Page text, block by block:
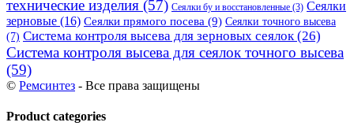
технические изделия (57) Сеялки бу и восстановленные (3) Сеялки
зерновые (16) Сеялки прямого посева (9) Сеялки точного высева
(7) Система контроля высева для зерновых сеялок(26)
Система контроля высева для сеялок точного высева
(59)
© Ремсинтез - Все права защищены
Product categories